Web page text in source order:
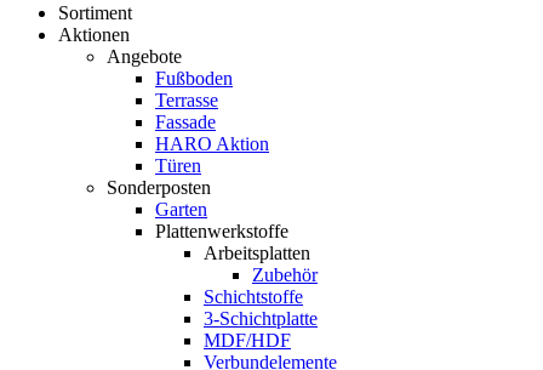
Sortiment
Aktionen
Angebote
Fußboden
Terrasse
Fassade
HARO Aktion
Türen
Sonderposten
Garten
Plattenwerkstoffe
Arbeitsplatten
Zubehör
Schichtstoffe
3-Schichtplatte
MDF/HDF
Verbundelemente